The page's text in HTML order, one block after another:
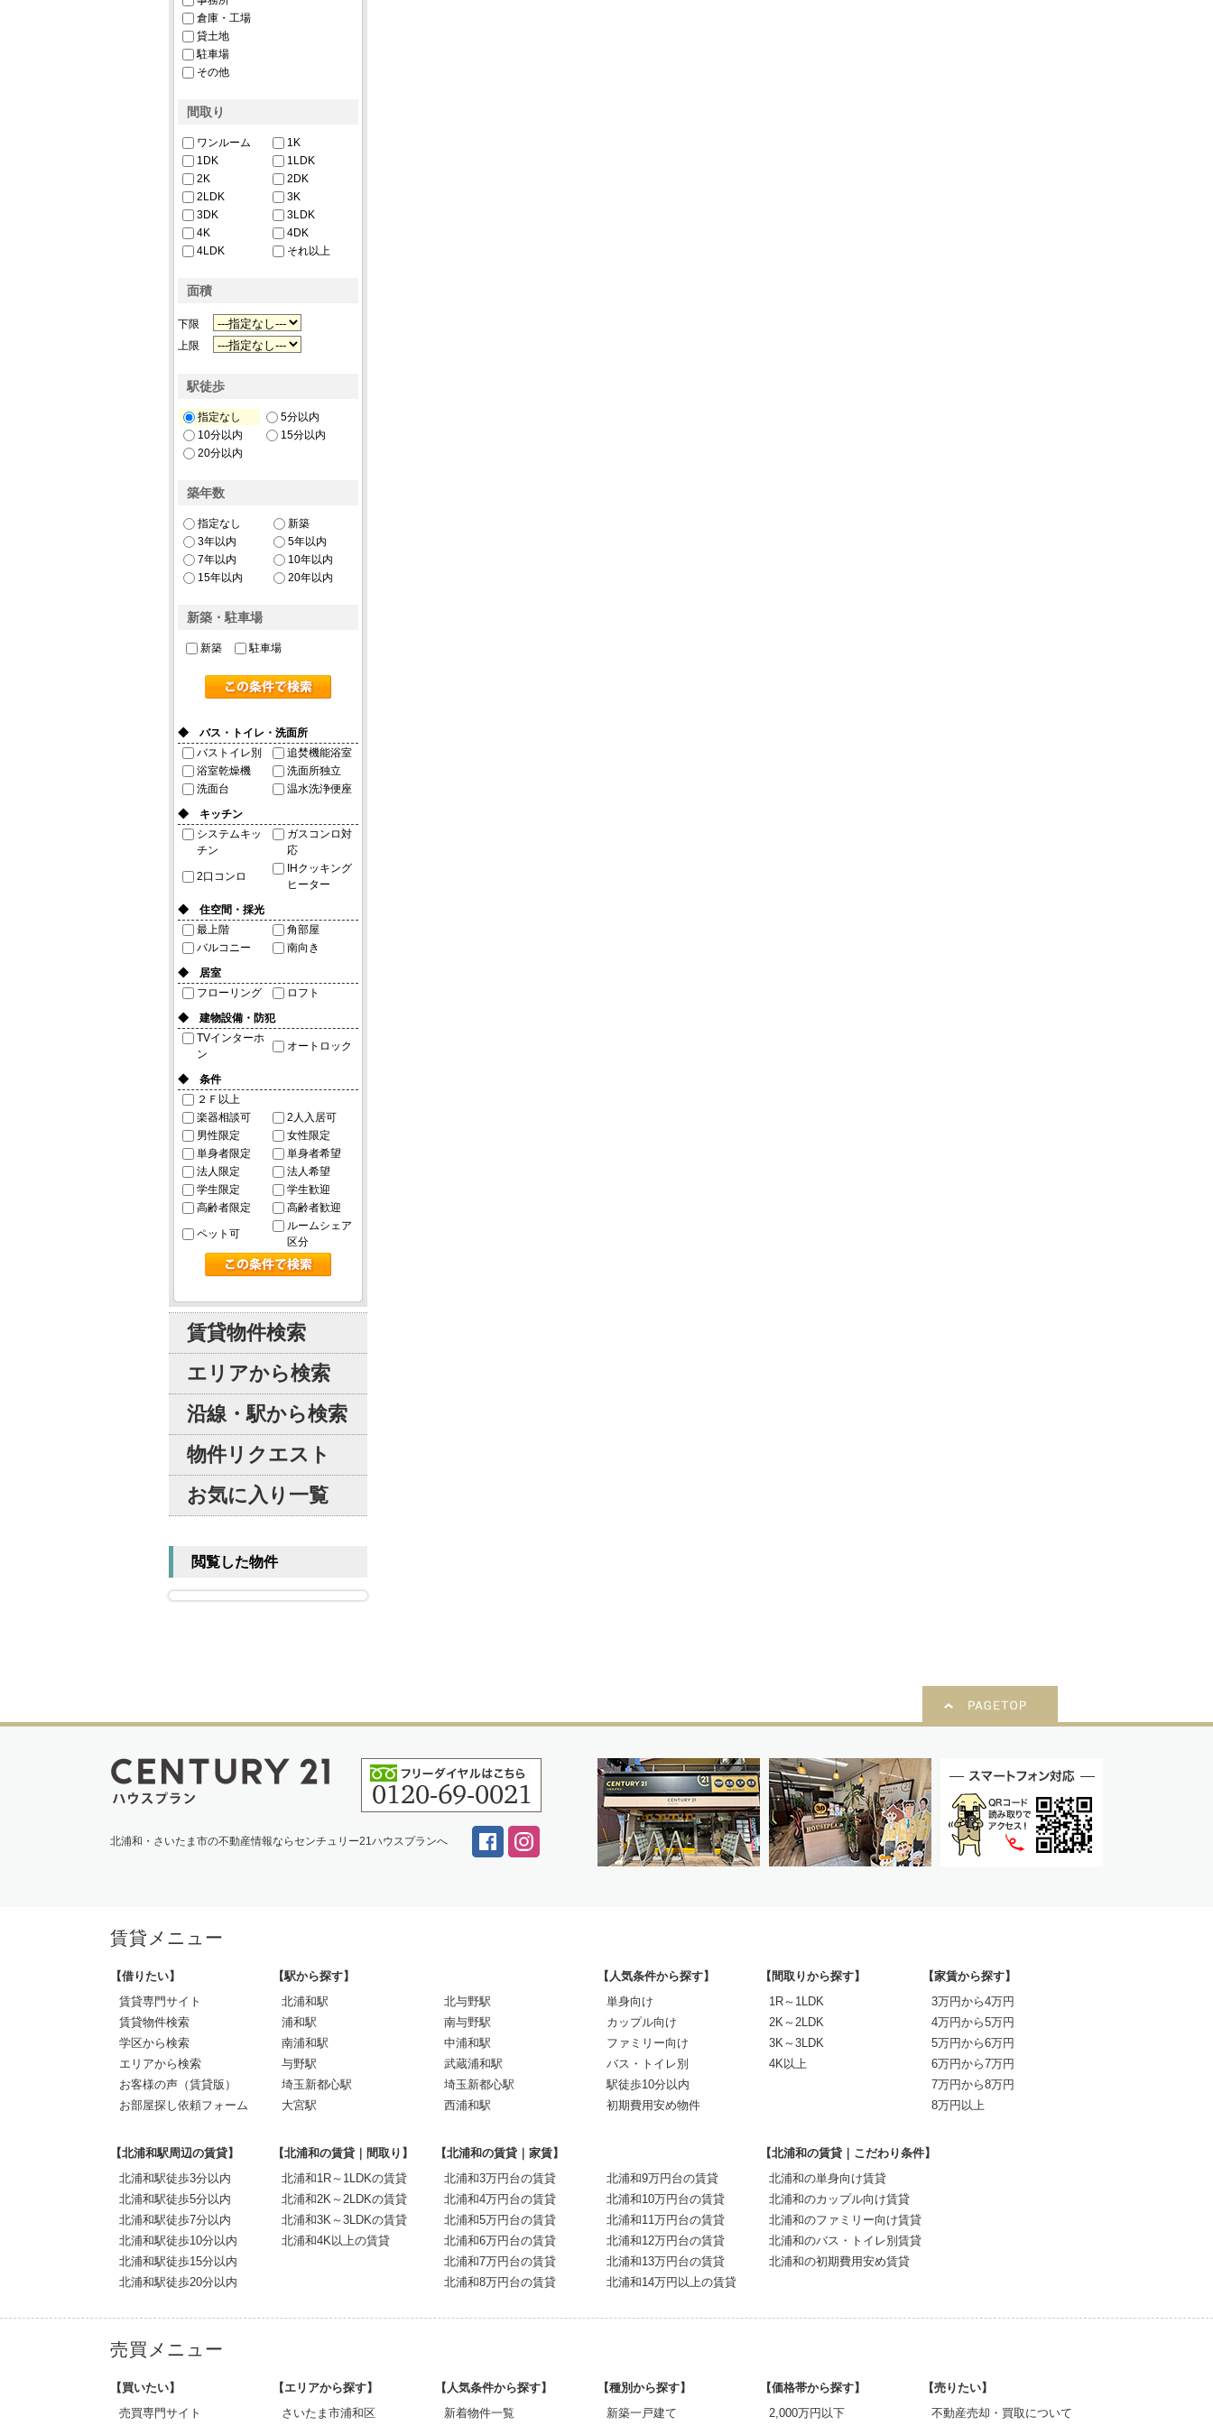
倉庫・工場
貸土地
駐車場
その他
間取り
ワンルーム
1K
1DK
1LDK
2K
2DK
2LDK
3K
3DK
3LDK
4K
4DK
4LDK
それ以上
面積
下限
上限
駅徒歩
指定なし
5分以内
10分以内
15分以内
20分以内
築年数
指定なし
新築
3年以内
5年以内
7年以内
10年以内
15年以内
20年以内
新築・駐車場
新築 駐車場
◆ バス・トイレ・洗面所
バストイレ別
追焚機能浴室
浴室乾燥機
洗面所独立
洗面台
温水洗浄便座
◆ キッチン
システムキッ
チン
ガスコンロ対
応
2口コンロ
IHクッキング
ヒーター
◆ 住空間・採光
最上階
角部屋
バルコニー
南向き
◆ 居室
フローリング
ロフト
◆ 建物設備・防犯
TVインターホ
ン
オートロック
◆ 条件
２Ｆ以上
楽器相談可
2人入居可
男性限定
女性限定
単身者限定
単身者希望
法人限定
法人希望
学生限定
学生歓迎
高齢者限定
高齢者歓迎
ペット可
ルームシェア
区分
賃貸物件検索
エリアから検索
沿線・駅から検索
物件リクエスト
お気に入り一覧
閲覧した物件
北浦和・さいたま市の不動産情報ならセンチュリー21ハウスプランへ
賃貸メニュー
【借りたい】
賃貸専門サイト
賃貸物件検索
学区から検索
エリアから検索
お客様の声（賃貸版）
お部屋探し依頼フォーム
【駅から探す】
北浦和駅
浦和駅
南浦和駅
与野駅
埼玉新都心駅
大宮駅
北与野駅
南与野駅
中浦和駅
武蔵浦和駅
埼玉新都心駅
西浦和駅
【人気条件から探す】
単身向け
カップル向け
ファミリー向け
バス・トイレ別
駅徒歩10分以内
初期費用安め物件
【間取りから探す】
1R～1LDK
2K～2LDK
3K～3LDK
4K以上
【家賃から探す】
3万円から4万円
4万円から5万円
5万円から6万円
6万円から7万円
7万円から8万円
8万円以上
【北浦和駅周辺の賃貸】
北浦和駅徒歩3分以内
北浦和駅徒歩5分以内
北浦和駅徒歩7分以内
北浦和駅徒歩10分以内
北浦和駅徒歩15分以内
北浦和駅徒歩20分以内
【北浦和の賃貸｜間取り】
北浦和1R～1LDKの賃貸
北浦和2K～2LDKの賃貸
北浦和3K～3LDKの賃貸
北浦和4K以上の賃貸
【北浦和の賃貸｜家賃】
北浦和3万円台の賃貸
北浦和4万円台の賃貸
北浦和5万円台の賃貸
北浦和6万円台の賃貸
北浦和7万円台の賃貸
北浦和8万円台の賃貸
北浦和9万円台の賃貸
北浦和10万円台の賃貸
北浦和11万円台の賃貸
北浦和12万円台の賃貸
北浦和13万円台の賃貸
北浦和14万円以上の賃貸
【北浦和の賃貸｜こだわり条件】
北浦和の単身向け賃貸
北浦和のカップル向け賃貸
北浦和のファミリー向け賃貸
北浦和のバス・トイレ別賃貸
北浦和の初期費用安め賃貸
売買メニュー
【買いたい】
売買専門サイト
【エリアから探す】
さいたま市浦和区
【人気条件から探す】
新着物件一覧
【種別から探す】
新築一戸建て
【価格帯から探す】
2,000万円以下
【売りたい】
不動産売却・買取について